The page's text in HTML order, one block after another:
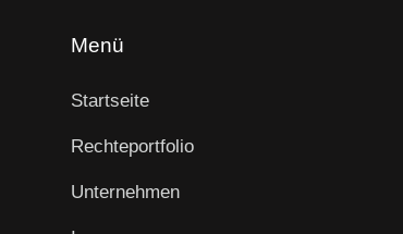
Menü
Startseite
Rechteportfolio
Unternehmen